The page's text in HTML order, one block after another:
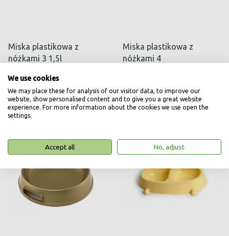
Miska plastikowa z
nóżkami 3 1,5l
14,50zł
Miska plastikowa z
nóżkami 4
We use cookies
We may place these for analysis of our visitor data, to improve our
website, show personalised content and to give you a great website
experience. For more information about the cookies we use open the
settings.
Accept all No, adjust